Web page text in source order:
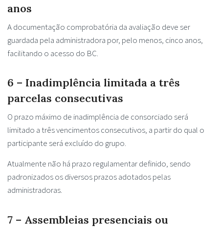
anos
A documentação comprobatória da avaliação deve ser
guardada pela administradora por, pelo menos, cinco anos,
facilitando o acesso do BC.
6 – Inadimplência limitada a três
parcelas consecutivas
O prazo máximo de inadimplência de consorciado será
limitado a três vencimentos consecutivos, a partir do qual o
participante será excluído do grupo.
Atualmente não há prazo regulamentar definido, sendo
padronizados os diversos prazos adotados pelas
administradoras.
7 – Assembleias presenciais ou